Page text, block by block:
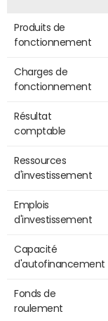
Produits de
fonctionnement
Charges de
fonctionnement
Résultat
comptable
Ressources
d'investissement
Emplois
d'investissement
Capacité
d'autofinancement
Fonds de
roulement